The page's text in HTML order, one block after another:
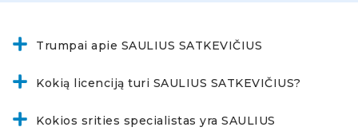
Trumpai apie SAULIUS SATKEVIČIUS
Kokią licenciją turi SAULIUS SATKEVIČIUS?
Kokios srities specialistas yra SAULIUS